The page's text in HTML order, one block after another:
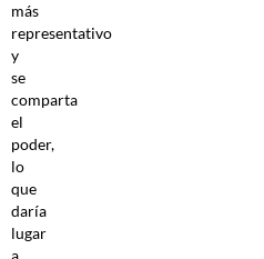
más
representativo
y
se
comparta
el
poder,
lo
que
daría
lugar
a